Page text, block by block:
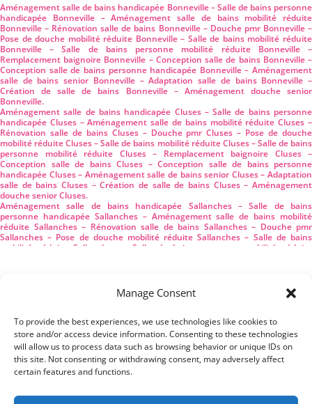
Manage Consent
To provide the best experiences, we use technologies like cookies to
store and/or access device information. Consenting to these technologies
will allow us to process data such as browsing behavior or unique IDs on
this site. Not consenting or withdrawing consent, may adversely affect
certain features and functions.
Aménagement salle de bains handicapée Bonneville – Salle de bains personne
handicapée Bonneville – Aménagement salle de bains mobilité réduite
Bonneville – Rénovation salle de bains Bonneville – Douche pmr Bonneville –
Pose de douche mobilité réduite Bonneville – Salle de bains mobilité réduite
Bonneville – Salle de bains personne mobilité réduite Bonneville –
Remplacement baignoire Bonneville – Conception salle de bains Bonneville –
Conception salle de bains personne handicapée Bonneville – Aménagement
salle de bains senior Bonneville – Adaptation salle de bains Bonneville –
Création de salle de bains Bonneville – Aménagement douche senior
Bonneville.
Aménagement salle de bains handicapée Cluses – Salle de bains personne
handicapée Cluses – Aménagement salle de bains mobilité réduite Cluses –
Rénovation salle de bains Cluses – Douche pmr Cluses – Pose de douche
mobilité réduite Cluses – Salle de bains mobilité réduite Cluses – Salle de bains
personne mobilité réduite Cluses – Remplacement baignoire Cluses –
Conception salle de bains Cluses – Conception salle de bains personne
handicapée Cluses – Aménagement salle de bains senior Cluses – Adaptation
salle de bains Cluses – Création de salle de bains Cluses – Aménagement
douche senior Cluses.
Aménagement salle de bains handicapée Sallanches – Salle de bains
personne handicapée Sallanches – Aménagement salle de bains mobilité
réduite Sallanches – Rénovation salle de bains Sallanches – Douche pmr
Sallanches – Pose de douche mobilité réduite Sallanches – Salle de bains
mobilité réduite Sallanches – Salle de bains personne mobilité réduite
Sallanches – Création de salle de bains Sallanches – Aménagement douche
handicapée Marignier – Aménagement salle de bains mobilité réduite
Marignier – Rénovation salle de bains Marignier – Douche pmr Marignier –
Pose de douche mobilité réduite Marignier – Salle de bains mobilité réduite
Marignier – Salle de bains personne mobilité réduite Marignier –
Remplacement baignoire Marignier – Conception salle de bains Marignier –
Conception salle de bains personne handicapée Marignier – Aménagement
Création de salle de bains Marignier – Aménagement douche senior
Tous droits réservés – Apomax74 – 2024